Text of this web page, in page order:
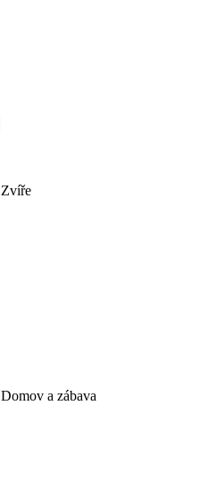
Zvíře
Domov a zábava